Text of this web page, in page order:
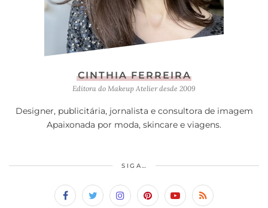
CINTHIA FERREIRA
Editora do Makeup Atelier desde 2009
Designer, publicitária, jornalista e consultora de imagem
Apaixonada por moda, skincare e viagens.
SIGA…